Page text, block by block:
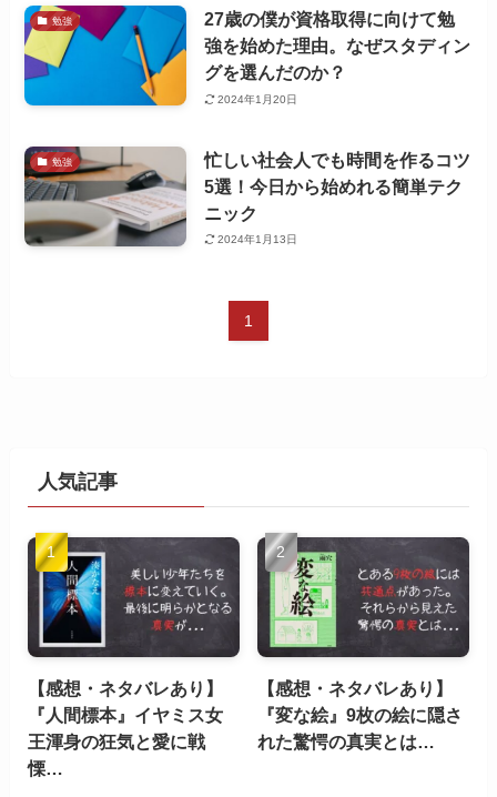
勉強
27歳の僕が資格取得に向けて勉
強を始めた理由。なぜスタディン
グを選んだのか？
2024年1月20日
勉強
忙しい社会人でも時間を作るコツ
5選！今日から始めれる簡単テク
ニック
2024年1月13日
1
人気記事
【感想・ネタバレあり】
『人間標本』イヤミス女
王渾身の狂気と愛に戦
慄…
【感想・ネタバレあり】
『変な絵』9枚の絵に隠さ
れた驚愕の真実とは…